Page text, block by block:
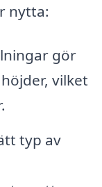
nytta:
gör
vilket
typ av